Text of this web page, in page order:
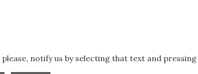
notify us by selecting that text and pressing